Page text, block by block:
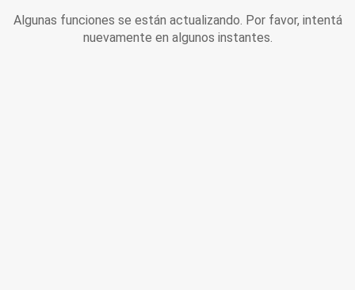
Algunas funciones se están actualizando. Por favor, intentá
nuevamente en algunos instantes.